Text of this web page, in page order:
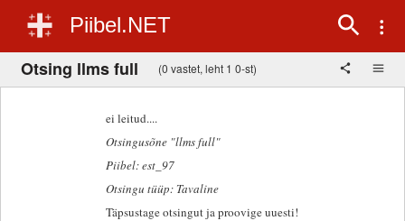
Piibel.NET
Otsing llms full (0 vastet, leht 1 0-st)
ei leitud....
Otsingusõne "llms full"
Piibel: est_97
Otsingu tüüp: Tavaline
Täpsustage otsingut ja proovige uuesti!